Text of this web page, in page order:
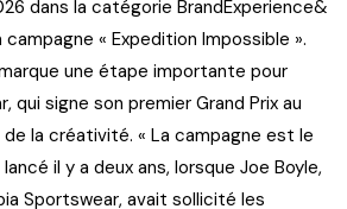
dans la catégorie BrandExperience&
« Expedition Impossible ».
une étape importante pour
qui signe son premier Grand Prix au
la créativité. « La campagne est le
il y a deux ans, lorsque Joe Boyle,
Sportswear, avait sollicité les